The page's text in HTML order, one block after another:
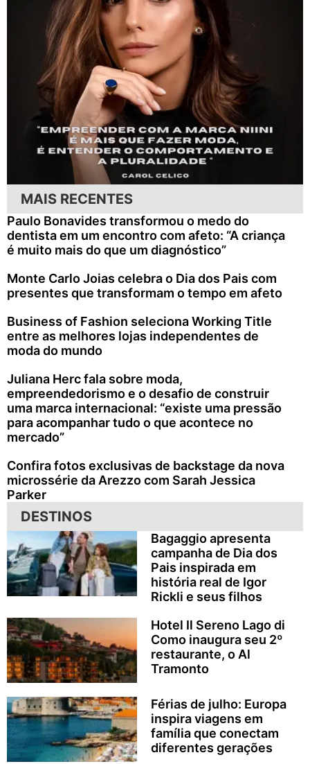
MAIS RECENTES
Paulo Bonavides transformou o medo do
dentista em um encontro com afeto: “A criança
é muito mais do que um diagnóstico”
Monte Carlo Joias celebra o Dia dos Pais com
presentes que transformam o tempo em afeto
Business of Fashion seleciona Working Title
entre as melhores lojas independentes de
moda do mundo
Juliana Herc fala sobre moda,
empreendedorismo e o desafio de construir
uma marca internacional: “existe uma pressão
para acompanhar tudo o que acontece no
mercado”
Confira fotos exclusivas de backstage da nova
microssérie da Arezzo com Sarah Jessica
Parker
DESTINOS
Bagaggio apresenta
campanha de Dia dos
Pais inspirada em
história real de Igor
Rickli e seus filhos
Hotel Il Sereno Lago di
Como inaugura seu 2º
restaurante, o Al
Tramonto
Férias de julho: Europa
inspira viagens em
família que conectam
diferentes gerações